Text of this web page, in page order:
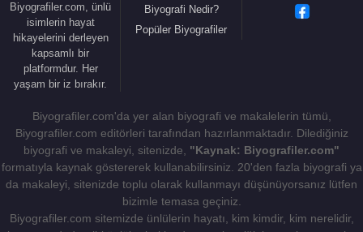
Biyografiler.com, ünlü
isimlerin hayat
hikayelerini derleyen
kapsamlı bir
platformdur. Her
yaşam bir iz bırakır.
Biyografi Nedir?
Popüler Biyografiler
Biyografiler.com'da yer alan biyografi ve makalelerin tümü,
Biyografiler.com editörleri tarafından hazırlanmaktadır. Dilediğiniz
biyografi ve makaleyi, sitenizde, "Kaynak: Biyografiler.com"
formatıyla kaynak göstererek kullanabilirsiniz. 20'den fazla biyografi ya
da makaleyi, sitenizde toplu olarak kullanmayı düşünüyorsanız lütfen
bizimle temasa geçiniz.
Biyografiler.com sitemizde ünlülerin hayatı, kim kimdir, kim nerelidir,